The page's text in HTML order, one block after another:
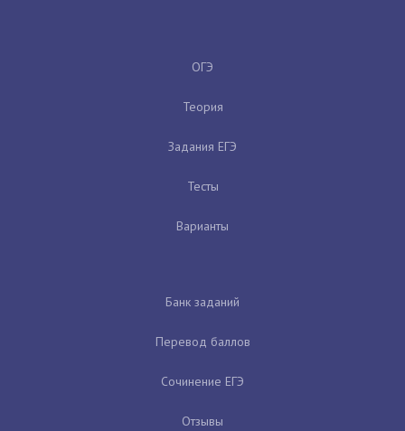
ОГЭ
Теория
Задания ЕГЭ
Тесты
Варианты
Банк заданий
Перевод баллов
Сочинение ЕГЭ
Отзывы